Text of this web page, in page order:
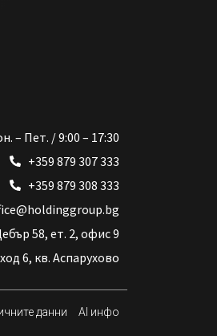
– Пет. / 9:00 – 17:30
+359 879 307 333
+359 879 308 333
58, ет. 2, офис 9
6, кв. Аспарухово
данни AI инфо